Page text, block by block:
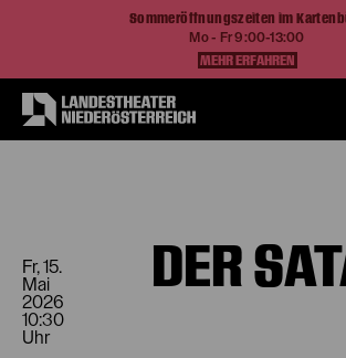
Sommeröffnungszeiten im
Mo - Fr 9:00-13:00
MEHR ERFAHREN
Fr, 15.
Mai
2026
10:30
Uhr
DER